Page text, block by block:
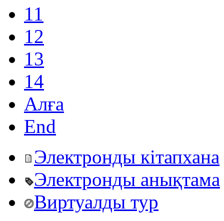
11
12
13
14
Алға
End
Электронды кітапхана
Электронды анықтама
Виртуалды тур